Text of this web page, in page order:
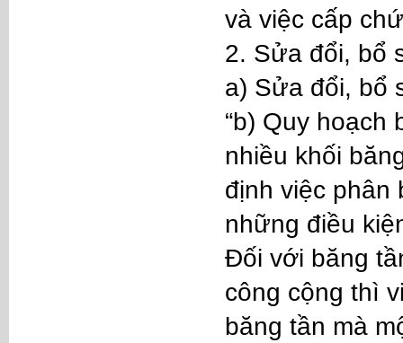
và việc cấp
2. Sửa đổi, bổ
a) Sửa đổi, bổ
“b) Quy hoạch
nhiều khối
định việc phân
những điều
Đối với băng
công cộng thì
băng tần mà